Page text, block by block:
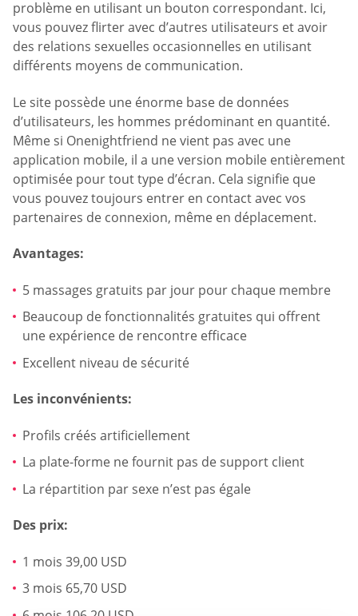
problème en utilisant un bouton correspondant. Ici,
vous pouvez flirter avec d’autres utilisateurs et avoir
des relations sexuelles occasionnelles en utilisant
différents moyens de communication.
Le site possède une énorme base de données
d’utilisateurs, les hommes prédominant en quantité.
Même si Onenightfriend ne vient pas avec une
application mobile, il a une version mobile entièrement
optimisée pour tout type d’écran. Cela signifie que
vous pouvez toujours entrer en contact avec vos
partenaires de connexion, même en déplacement.
Avantages:
5 massages gratuits par jour pour chaque membre
Beaucoup de fonctionnalités gratuites qui offrent
une expérience de rencontre efficace
Excellent niveau de sécurité
Les inconvénients:
Profils créés artificiellement
La plate-forme ne fournit pas de support client
La répartition par sexe n’est pas égale
Des prix:
1 mois 39,00 USD
3 mois 65,70 USD